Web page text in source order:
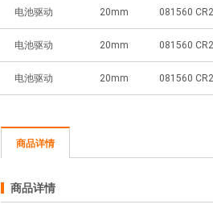
电池驱动 20mm 081560
电池驱动 20mm 081560
电池驱动 20mm 081560
商品详情
商品详情